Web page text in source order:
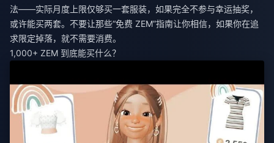
法——实际月度上限仅够买一套服装，如果完全不参与幸运抽奖，
或许能买两套。不要让那些“免费 ZEM”指南让你相信，如果你在追
求限定掉落，就不需要消费。
1,000+ ZEM 到底能买什么？